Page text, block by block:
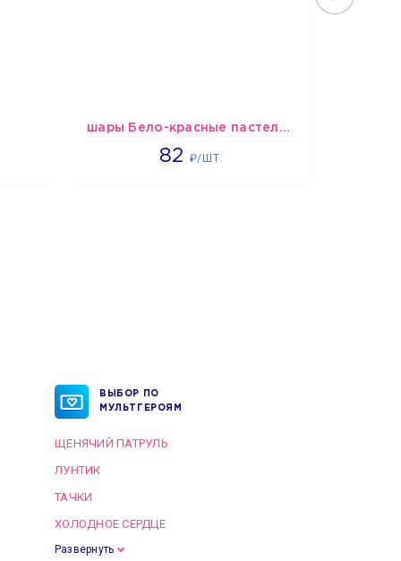
шары Бело-красные пастельные
82 ₽/ШТ.
1637
ВЫБОР ПО
МУЛЬТГЕРОЯМ
ЩЕНЯЧИЙ ПАТРУЛЬ
ЛУНТИК
ТАЧКИ
ХОЛОДНОЕ СЕРДЦЕ
Развернуть